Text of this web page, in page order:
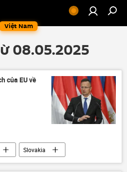
Việt Nam
08.05.2025
của EU về
Slovakia
Âu